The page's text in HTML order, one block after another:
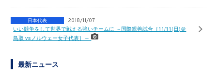
日本代表 2018/11/07
いい競争をして世界で戦える強いチームに ～国際親善試合［11/11(日)＠
鳥取 vsノルウェー女子代表］～
最新ニュース